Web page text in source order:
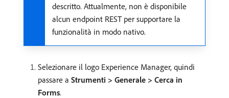
descritto. Attualmente, non è disponibile
alcun endpoint REST per supportare la
funzionalità in modo nativo.
Selezionare il logo Experience Manager, quindi
passare a Strumenti > Generale > Cerca in
Forms.